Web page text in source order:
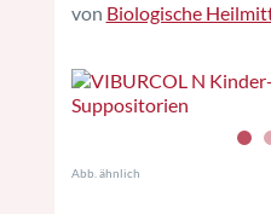
von Biologische
Abb. ähnlich